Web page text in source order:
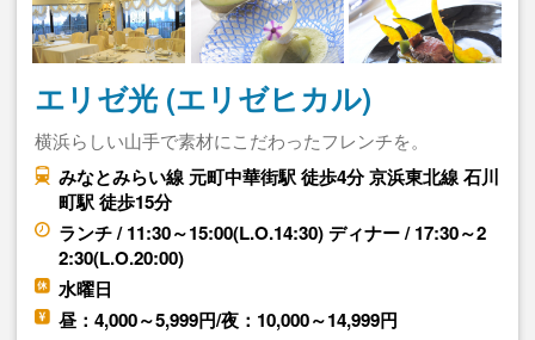
エリゼ光 (エリゼヒカル)
横浜らしい山手で素材にこだわったフレンチを。
みなとみらい線 元町中華街駅 徒歩4分 京浜東北線 石川
町駅 徒歩15分
ランチ / 11:30～15:00(L.O.14:30) ディナー / 17:30～2
2:30(L.O.20:00)
水曜日
昼：4,000～5,999円/夜：10,000～14,999円